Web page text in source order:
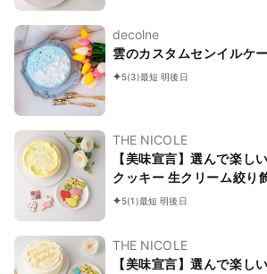
decolne
雲のカスタムセンイルケ
5(3)最短 明後日
THE NICOLE
【美味宣言】選んで楽し
クッキー 生クリーム絞り
ケーキ（黄） クリームカ
5(1)最短 明後日
THE NICOLE
【美味宣言】選んで楽し